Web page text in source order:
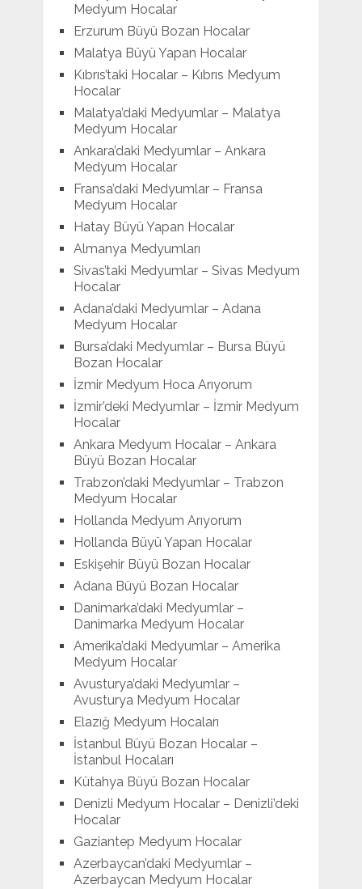
Medyum Hocalar
Erzurum Büyü Bozan Hocalar
Malatya Büyü Yapan Hocalar
Kıbrıs’taki Hocalar – Kıbrıs Medyum
Hocalar
Malatya’daki Medyumlar – Malatya
Medyum Hocalar
Ankara’daki Medyumlar – Ankara
Medyum Hocalar
Fransa’daki Medyumlar – Fransa
Medyum Hocalar
Hatay Büyü Yapan Hocalar
Almanya Medyumları
Sivas’taki Medyumlar – Sivas Medyum
Hocalar
Adana’daki Medyumlar – Adana
Medyum Hocalar
Bursa’daki Medyumlar – Bursa Büyü
Bozan Hocalar
İzmir Medyum Hoca Arıyorum
İzmir’deki Medyumlar – İzmir Medyum
Hocalar
Ankara Medyum Hocalar – Ankara
Büyü Bozan Hocalar
Trabzon’daki Medyumlar – Trabzon
Medyum Hocalar
Hollanda Medyum Arıyorum
Hollanda Büyü Yapan Hocalar
Eskişehir Büyü Bozan Hocalar
Adana Büyü Bozan Hocalar
Danimarka’daki Medyumlar –
Danimarka Medyum Hocalar
Amerika’daki Medyumlar – Amerika
Medyum Hocalar
Avusturya’daki Medyumlar –
Avusturya Medyum Hocalar
Elazığ Medyum Hocaları
İstanbul Büyü Bozan Hocalar –
İstanbul Hocaları
Kütahya Büyü Bozan Hocalar
Denizli Medyum Hocalar – Denizli’deki
Hocalar
Gaziantep Medyum Hocalar
Azerbaycan’daki Medyumlar –
Azerbaycan Medyum Hocalar